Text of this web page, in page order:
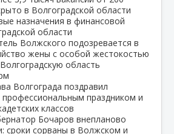
в Волгоградской области
назначения в финансовой
области
Волжского подозревается в
жены с особой жестокостью
область
Волгограда поздравил
профессиональным праздником и
классов
Бочаров внепланово
сроки сорваны в Волжском и